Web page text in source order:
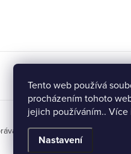
Tento web používá
procházením tohoto
jejich používáním..
Nastavení
vyhrazena.